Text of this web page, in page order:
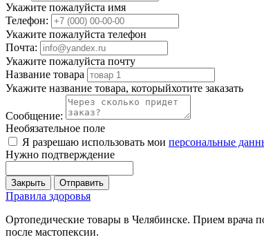
Укажите пожалуйста имя
Телефон:
Укажите пожалуйста телефон
Почта:
Укажите пожалуйста почту
Название товара
Укажите название товара, которыйхотите заказать
Сообщение:
Необязательное поле
Я разрешаю использовать мои персональные
Нужно подтверждение
Закрыть Отправить
Правила здоровья
Ортопедические товары в Челябинске. Прием врача
после мастопексии.